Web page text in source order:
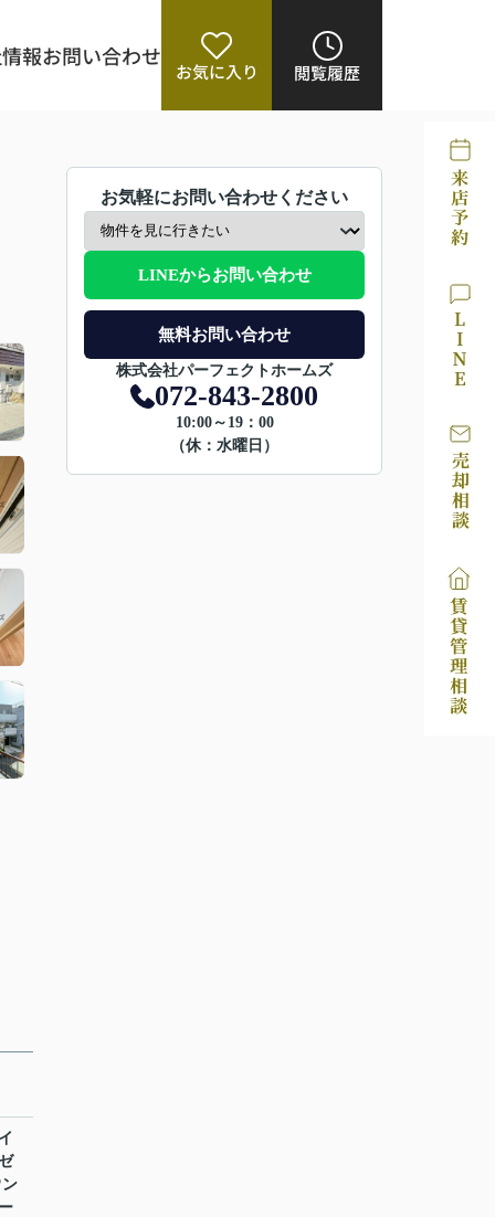
報お問い合わせ
お気に入り 閲覧履歴
お気軽にお問い合わせください
LINEからお問い合わせ
無料お問い合わせ
株式会社パーフェクトホームズ
072-843-2800
10:00～19：00
（休：水曜日）